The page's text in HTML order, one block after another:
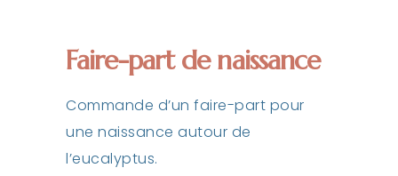
Faire-part de naissance
Commande d’un faire-part pour
une naissance autour de
l’eucalyptus.